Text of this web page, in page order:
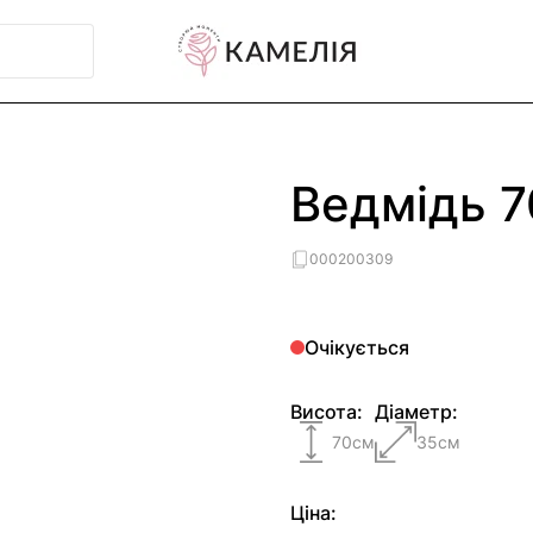
Ведмідь
000200309
Очікується
Висота:
70см
Діаметр:
35см
Ціна: